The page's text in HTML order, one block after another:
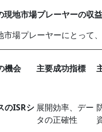
現地市場プレーヤーの収
市場プレーヤーにとって
機会 主要成功指標
のISRシ 展開効率、デー
タの正確性